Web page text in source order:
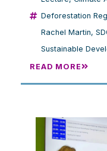
Deforestation
Rachel Martin,
Sustainable
READ MORE